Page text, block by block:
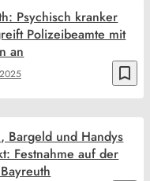
bookmark_border
Psychisch kranker
Polizeibeamte mit
an
Bargeld und Handys
Festnahme auf der